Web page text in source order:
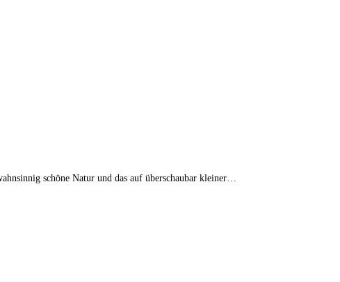
schöne Natur und das auf überschaubar kleiner…